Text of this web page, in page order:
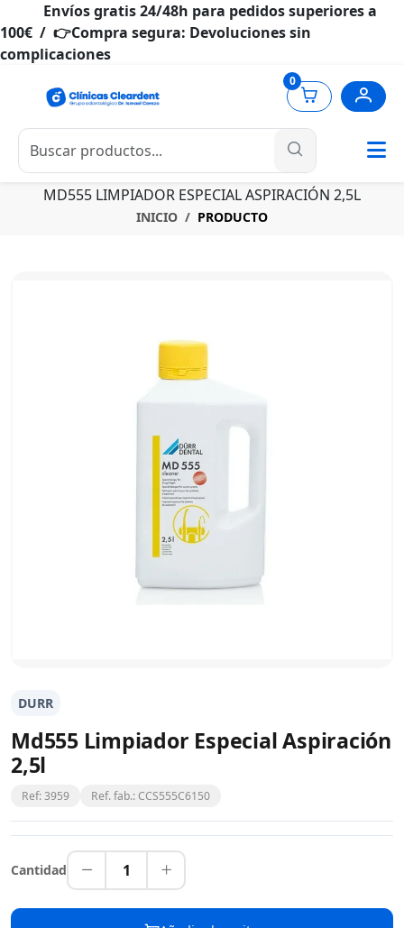
Envíos gratis 24/48h para pedidos superiores a
100€ / 👉Compra segura: Devoluciones sin
complicaciones
0
MD555 LIMPIADOR ESPECIAL ASPIRACIÓN 2,5L
INICIO PRODUCTO
DURR
Md555 Limpiador Especial Aspiración
2,5l
Ref: 3959 Ref. fab.: CCS555C6150
Cantidad 1